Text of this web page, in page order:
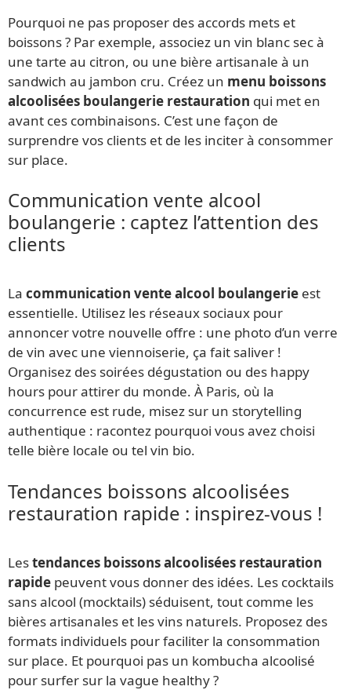
Pourquoi ne pas proposer des accords mets et
boissons ? Par exemple, associez un vin blanc sec à
une tarte au citron, ou une bière artisanale à un
sandwich au jambon cru. Créez un menu boissons
alcoolisées boulangerie restauration qui met en
avant ces combinaisons. C’est une façon de
surprendre vos clients et de les inciter à consommer
sur place.
Communication vente alcool
boulangerie : captez l’attention des
clients
La communication vente alcool boulangerie est
essentielle. Utilisez les réseaux sociaux pour
annoncer votre nouvelle offre : une photo d’un verre
de vin avec une viennoiserie, ça fait saliver !
Organisez des soirées dégustation ou des happy
hours pour attirer du monde. À Paris, où la
concurrence est rude, misez sur un storytelling
authentique : racontez pourquoi vous avez choisi
telle bière locale ou tel vin bio.
Tendances boissons alcoolisées
restauration rapide : inspirez-vous !
Lestendances boissons alcoolisées restauration
rapide peuvent vous donner des idées. Les cocktails
sans alcool (mocktails) séduisent, tout comme les
bières artisanales et les vins naturels. Proposez des
formats individuels pour faciliter la consommation
sur place. Et pourquoi pas un kombucha alcoolisé
pour surfer sur la vague healthy ?